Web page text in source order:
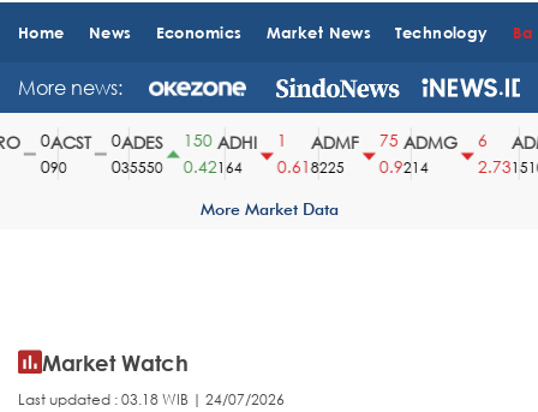
Home News Economics Market News Technology
More news:
ACST
90
ADES
35550
150
0.42
ADHI
164
0.61
ADMF
8225
75
0.9
ADMG
214
2.731510
More Market Data
Market Watch
Last updated : 03.18 WIB | 24/07/2026